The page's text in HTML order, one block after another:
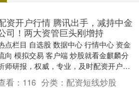
资开户行情 腾讯出手，减持中金
司！两大资管巨头刚增持
点栏目 自选股 数据中心 行情中心 资金
向 模拟交易 客户端 炒股就看金麒麟分
师研报，权威，专业，及时配资开户行
情，全面，助您挖掘潜力主题机会！ 对于
看： 116 分类： 配资短线炒股